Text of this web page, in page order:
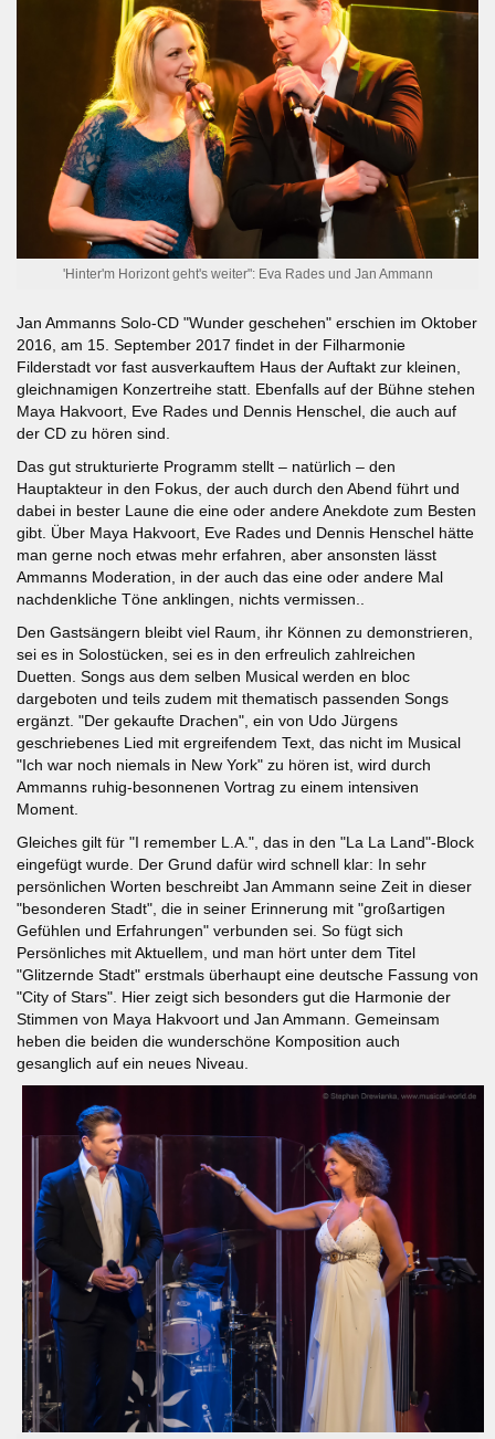
'Hinter'm Horizont geht's weiter": Eva Rades und Jan Ammann
Jan Ammanns Solo-CD "Wunder geschehen" erschien im Oktober
2016, am 15. September 2017 findet in der Filharmonie
Filderstadt vor fast ausverkauftem Haus der Auftakt zur kleinen,
gleichnamigen Konzertreihe statt. Ebenfalls auf der Bühne stehen
Maya Hakvoort, Eve Rades und Dennis Henschel, die auch auf
der CD zu hören sind.
Das gut strukturierte Programm stellt – natürlich – den
Hauptakteur in den Fokus, der auch durch den Abend führt und
dabei in bester Laune die eine oder andere Anekdote zum Besten
gibt. Über Maya Hakvoort, Eve Rades und Dennis Henschel hätte
man gerne noch etwas mehr erfahren, aber ansonsten lässt
Ammanns Moderation, in der auch das eine oder andere Mal
nachdenkliche Töne anklingen, nichts vermissen..
Den Gastsängern bleibt viel Raum, ihr Können zu demonstrieren,
sei es in Solostücken, sei es in den erfreulich zahlreichen
Duetten. Songs aus dem selben Musical werden en bloc
dargeboten und teils zudem mit thematisch passenden Songs
ergänzt. "Der gekaufte Drachen", ein von Udo Jürgens
geschriebenes Lied mit ergreifendem Text, das nicht im Musical
"Ich war noch niemals in New York" zu hören ist, wird durch
Ammanns ruhig-besonnenen Vortrag zu einem intensiven
Moment.
Gleiches gilt für "I remember L.A.", das in den "La La Land"-Block
eingefügt wurde. Der Grund dafür wird schnell klar: In sehr
persönlichen Worten beschreibt Jan Ammann seine Zeit in dieser
"besonderen Stadt", die in seiner Erinnerung mit "großartigen
Gefühlen und Erfahrungen" verbunden sei. So fügt sich
Persönliches mit Aktuellem, und man hört unter dem Titel
"Glitzernde Stadt" erstmals überhaupt eine deutsche Fassung von
"City of Stars". Hier zeigt sich besonders gut die Harmonie der
Stimmen von Maya Hakvoort und Jan Ammann. Gemeinsam
heben die beiden die wunderschöne Komposition auch
gesanglich auf ein neues Niveau.